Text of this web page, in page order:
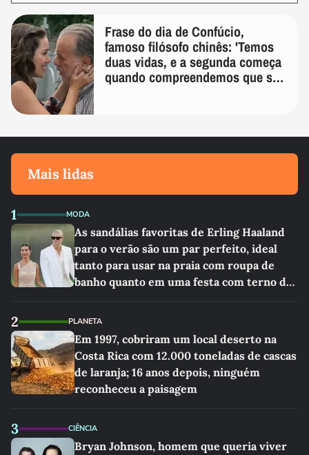
Frase do dia de Confúcio,
famoso filósofo chinês: 'Temos
duas vidas, e a segunda começa
quando compreendemos que só
Mais lidas
1 MODA
As sandálias favoritas de Erling Haaland
para o verão são um par perfeito, ideal
tanto para usar na praia com roupa de
banho quanto em uma festa com terno de
2 PLANETA
Em 1997, cobriram um local deserto na
Costa Rica com 12.000 toneladas de cascas
de laranja; 16 anos depois, ninguém
reconheceu a paisagem
3 CIÊNCIA
Bryan Johnson, homem que queria viver